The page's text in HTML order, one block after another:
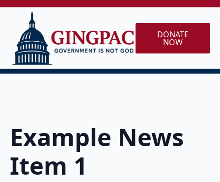
DONATE
NOW
Example News
Item 1